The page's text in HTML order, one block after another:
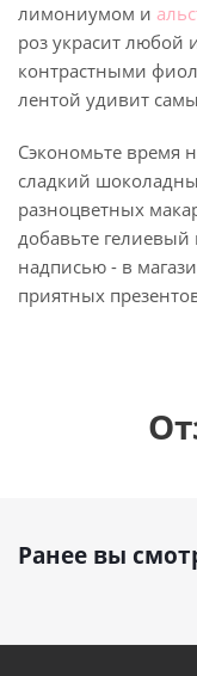
лимониумом и
роз украсит любой
контрастными
лентой удивит
Сэкономьте время
сладкий
разноцветных
добавьте
надписью - в
приятных
Ранее вы